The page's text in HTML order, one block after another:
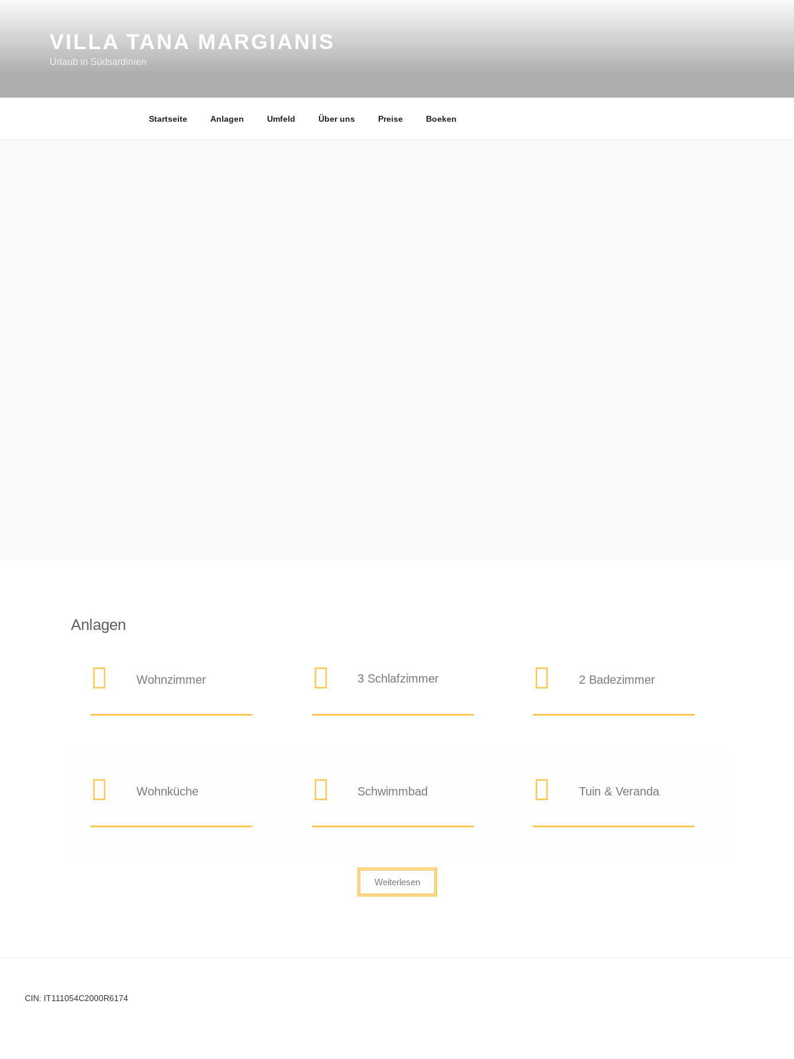
VILLA TANA MARGIANIS
Urlaub in Südsardinien
Startseite Anlagen Umfeld Über uns Preise Boeken
Anlagen
Wohnzimmer 3 Schlafzimmer 2 Badezimmer
Wohnküche Schwimmbad Tuin & Veranda
Weiterlesen
CIN: IT111054C2000R6174